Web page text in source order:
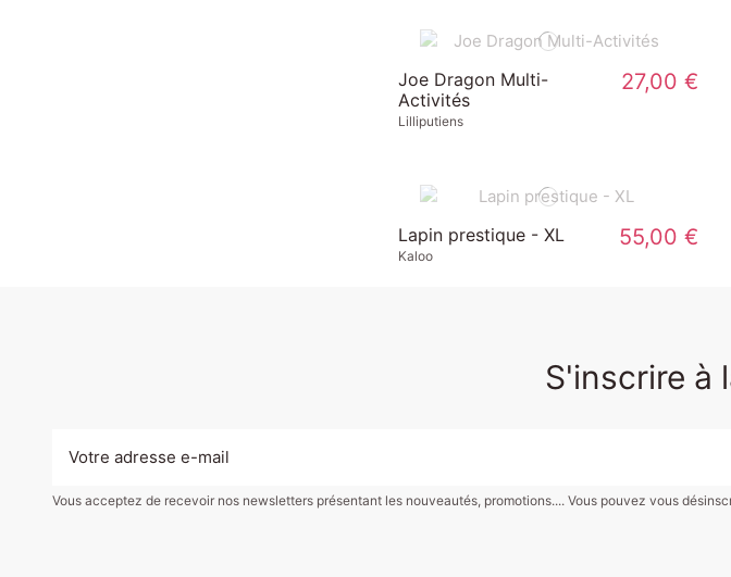
Joe Dragon Multi-
Activités
Lilliputiens
27,00 €
Lapin prestique - XL
Kaloo
55,00 €
S'inscrire à
Vous acceptez de recevoir nos newsletters présentant les nouveautés, promotions.... Vous pouvez vous